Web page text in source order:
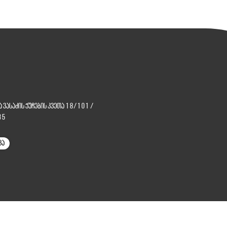
ვასაძის ქუჩების კვეთა 18/101 /